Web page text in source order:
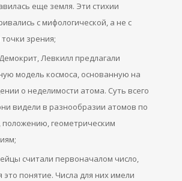
еще земля. Эти стихии
с мифологической, а не с
зрения;
Левкилл предлагали
модель космоса, основанную на
о неделимости атома. Суть всего
видели в разнообразии атомов по
положению, геометрическим
считали первоначалом число,
это понятие. Числа для них имели